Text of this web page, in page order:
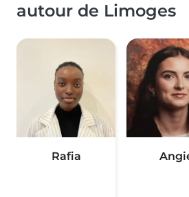
autour de Limoges
Rafia